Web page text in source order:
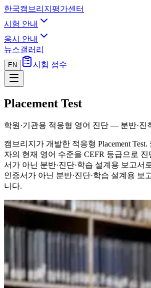
한국캠브리지평가센터
시험 안내
응시 안내
뉴스갤러리
EN 시험 접수
Placement Test
학원·기관용 적응형 영어 진단 — 분반·진
캠브리지가 개발한 적응형 Placement Test.
자의 현재 영어 수준을 CEFR 등급으로
서가 아닌 분반·진단·학습 설계용 보고서
인증서가 아닌 분반·진단·학습 설계용 보
니다.